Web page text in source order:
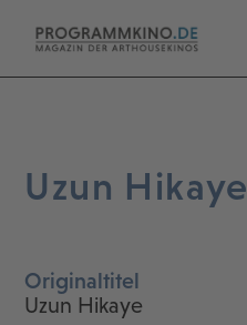
Uzun Hikaye
Originaltitel
Uzun Hikaye